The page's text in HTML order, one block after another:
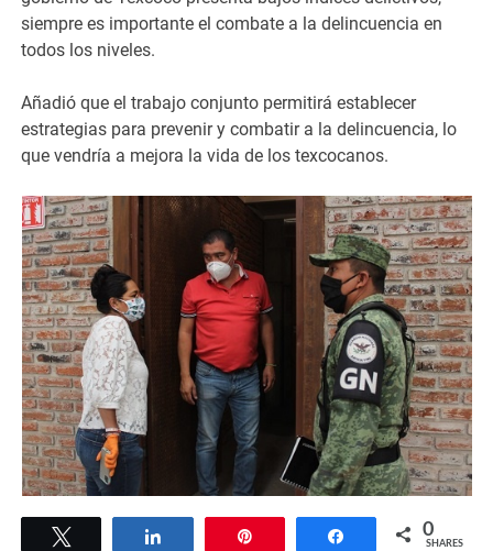
siempre es importante el combate a la delincuencia en
todos los niveles.
Añadió que el trabajo conjunto permitirá establecer
estrategias para prevenir y combatir a la delincuencia, lo
que vendría a mejora la vida de los texcocanos.
Share 0
SHARES